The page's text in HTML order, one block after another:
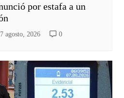
por estafa a un
7 agosto, 2026 0